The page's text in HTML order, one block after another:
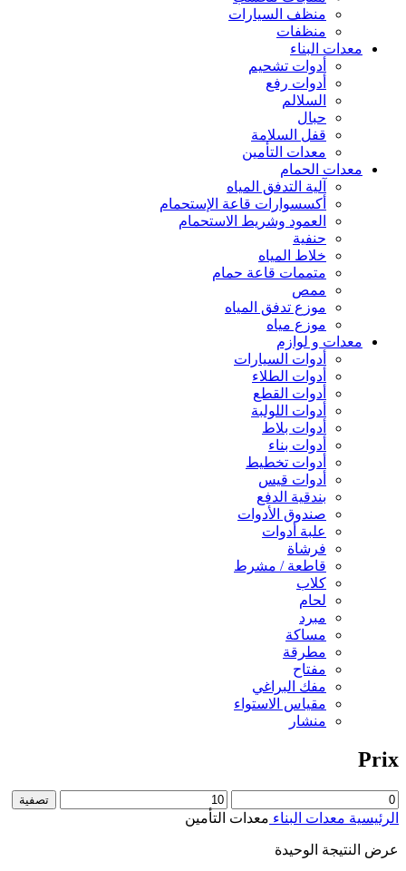
منظف السيارات
منظفات
معدات البناء
أدوات تشحيم
أدوات رفع
السلالم
حبال
قفل السلامة
معدات التأمين
معدات الحمام
آلية التدفق المياه
أكسسوارات قاعة الإستحمام
العمود وشريط الاستحمام
حنفية
خلاط المياه
متممات قاعة حمام
ممص
موزع تدفق المياه
موزع مياه
معدات و لوازم
أدوات السيارات
أدوات الطلاء
أدوات القطع
أدوات اللولبة
أدوات بلاط
أدوات بناء
أدوات تخطيط
أدوات قيس
بندقية الدفع
صندوق الأدوات
علبة أدوات
فرشاة
قاطعة / مشرط
كلاب
لحام
مبرد
مساكة
مطرقة
مفتاح
مفك البراغي
مقياس الاستواء
منشار
Prix
تصفية
الرئيسية معدات البناء معدات التأمين
عرض النتيجة الوحيدة